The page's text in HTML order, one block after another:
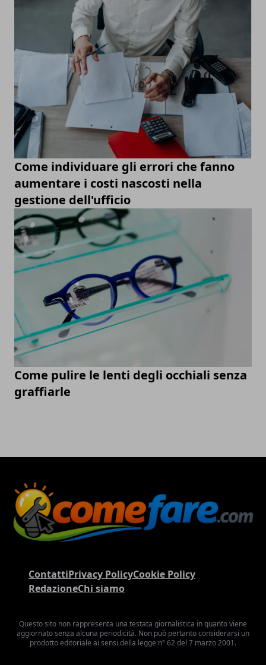
Come individuare gli errori che fanno
aumentare i costi nascosti nella
gestione dell'ufficio
Come pulire le lenti degli occhiali senza
graffiarle
ContattiPrivacy PolicyCookie Policy
RedazioneChi siamo
Questo sito non rappresenta una testata giornalistica in quanto viene
aggiornato senza alcuna periodicità. Non può pertanto considerarsi un
prodotto editoriale ai sensi della legge n° 62 del 7 marzo 2001.